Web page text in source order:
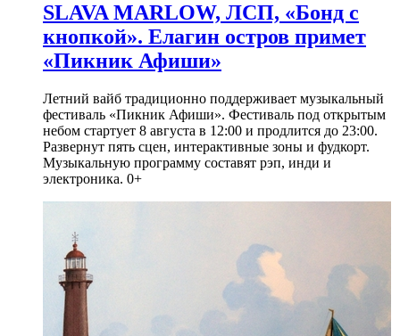
SLAVA MARLOW, ЛСП, «Бонд с
кнопкой». Елагин остров примет
«Пикник Афиши»
Летний вайб традиционно поддерживает музыкальный
фестиваль «Пикник Афиши». Фестиваль под открытым
небом стартует 8 августа в 12:00 и продлится до 23:00.
Развернут пять сцен, интерактивные зоны и фудкорт.
Музыкальную программу составят рэп, инди и
электроника. 0+